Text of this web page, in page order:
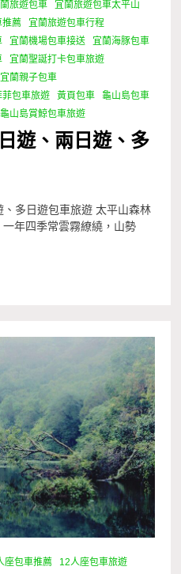
旅遊包車
宜蘭旅遊包車太平山
推薦
宜蘭旅遊包車行程
宜蘭機場包車接送
宜蘭海豚包車
宜蘭聖誕打卡包車旅遊
宜蘭親子包車
菲包車旅遊 黃頁包車
龜山島包車
龜山島賞鯨包車旅遊
遊、兩日遊、多
多日遊包車旅遊 太平山森林
年四季常雲霧繚繞，山勢
座包車推薦 12人座包車旅遊